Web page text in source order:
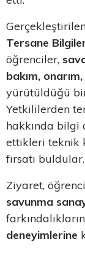
Tersane
öğrenciler,
bakım,
yürütüldüğü
Yetkililerden
hakkında bilgi
ettikleri teknik
fırsatı buldular.
Ziyaret,
savunma
deneyimlerine